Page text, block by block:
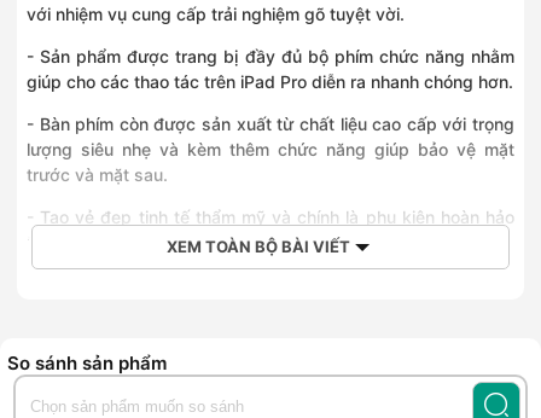
với nhiệm vụ cung cấp trải nghiệm gõ tuyệt vời.
- Sản phẩm được trang bị đầy đủ bộ phím chức năng nhằm
giúp cho các thao tác trên iPad Pro diễn ra nhanh chóng hơn.
- Bàn phím còn được sản xuất từ chất liệu cao cấp với trọng
lượng siêu nhẹ và kèm thêm chức năng giúp bảo vệ mặt
trước và mặt sau.
- Tạo vẻ đẹp tinh tế thẩm mỹ và chính là phụ kiện hoàn hảo
bảo vệ cho iPad Pro mới của Apple.
tràn để không cho lọt vào khe phím.
- Cung cấp nhiều phím tắt cho người sử dụng chính vì vậy
XEM TOÀN BỘ BÀI VIẾT
So sánh sản phẩm